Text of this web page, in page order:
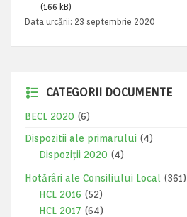
(166 kB)
Data urcării: 23 septembrie 2020
CATEGORII DOCUMENTE
BECL 2020 (6)
Dispozitii ale primarului (4)
Dispoziții 2020 (4)
Hotărâri ale Consiliului Local
(361)
HCL 2016 (52)
HCL 2017 (64)